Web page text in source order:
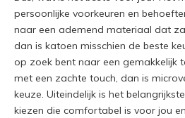
persoonlijke voorkeuren en
naar een ademend materiaal dat
dan is katoen misschien de beste
op zoek bent naar een gemakkelijk
met een zachte touch, dan is
keuze. Uiteindelijk is het
kiezen die comfortabel is voor jou